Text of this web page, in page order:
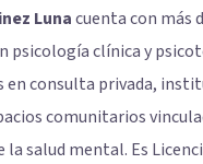
Lunacuenta con más
psicología clínica y
en consulta privada,
comunitarios
la salud mental. Es